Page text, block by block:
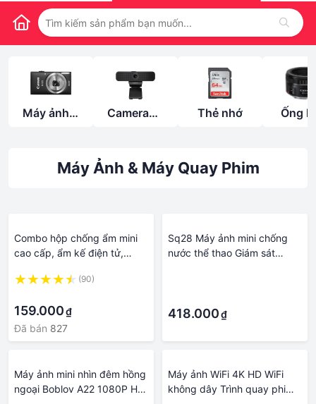
Máy ảnh -
Camera
hệ thống
Thẻ nhớ Ống
Máy Ảnh & Máy Quay Phim
Combo hộp chống ẩm mini
cao cấp, ẩm kế điện tử,
mút xốp, khăn lau lens cho
dung tích 3,6 lít
(90)
159.000₫
Đã bán 827
Sq28 Máy ảnh mini chống
nước thể thao Giám sát
418.000₫
Máy ảnh mini nhìn đêm hồng
ngoại Boblov A22 1080P HD
Máy ảnh WiFi 4K HD WiFi
không dây Trình quay phim